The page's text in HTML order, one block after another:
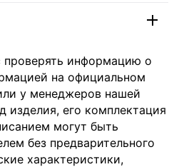
информацию о
на официальном
у менеджеров нашей
изделия, его комплектация
могут быть
без предварительного
характеристики,